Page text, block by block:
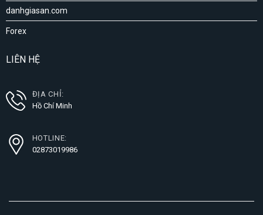
danhgiasan.com
Forex
LIÊN HỆ
ĐỊA CHỈ:
Hồ Chí Minh
HOTLINE:
02873019986